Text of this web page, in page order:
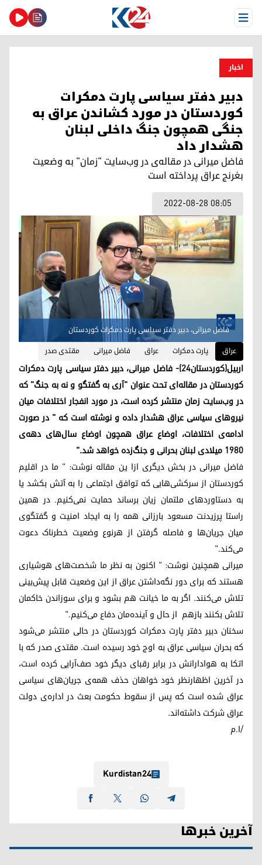
Open Menu
اخبار
دبیر دفتر سیاسی پارت دمکرات
کوردستان در مورد کشاندن عراق به
جنگی همچون جنگ داخلی لبنان
هشدار داد
فاضل میرانی در مقاله‌ی در وب‌سایت "زمان" به وضعیت
بغرنج عراق پرداخته است
2022-08-28 08:05
فاضل میرانی، دبیر دفتر سیاسی پارت دمکرات کوردستان
عراق
پارت دمکرات عراق فاضل میرانی مقتدی‌ صدر
اربیل(کوردستان۲۴)- فاضل میرانی، دبیر دفتر سیاسی پارت دمکرات
کوردستان در مقاله‌ای تحت عنوان "آری به گفتگو و نه به جنگ" که
در وب‌سایت زمان منتشر کرده است، در مورد انفجار اختلافات میان
نیروهای سیاسی عراق هشدار داده و نوشته است که " در صورت
ادامه‌ی اختلافات، اوضاع عراق همچون اوضاع سال‌های دهه‌ی
۱۹۸۰ میلادی لبنان بحرانی و جنگ‌زده خواهد شد."
فاضل میرانی در بخش دیگری ازا ین مقاله نوشت: " ما در اقلیم
کوردستان از سرکشی‌هایی که توافق اجتماعی را به آتش بکشد یا
به دستاوردهای ملتمان زیان برساند حمایت نمی‌کنیم. در همین
راستا پرزیدنت مسعود بارزانی همه را به ایجاد امنیت و گفتگوی
میان جریان‌ها و فاصله گرفتن از هرنوع وضعیت خطرناک دعوت
می‌کند."
میرانی همچنین نوشت: " اکنون به نظر ما شخصت‌های هوشیاری
هستند که برای دور نگه‌داشتن عراق از این وضعیت قابل پیش‌بینی
تلاش می‌کنند. اگر به ما خیانت هم بشود و برای سوزاندن خاکمان
تلاش بکنند بازهم از حال و آینده‌مان دفاع می‌کنیم."
سخنان دبیر دفتر پارت دمکرات کوردستان در حالی منتشر می‌شود
که بحران سیاسی عراق به اوج خود رسیده است. مقتدی صدر که با
اتکا به هوادارانش در برابر رقبای دیگر خود صف‌آرایی کرده است،
در آخرین اظهارنظر خود خواهان حذف همه‌ی جریان‌های سیاسی
عراق شده است که پس از سقوط حکومت بعث در اداره‌ی دولت
عراق شرکت داشته‌اند.
/ا.م
Kurdistan24
آخرین خبرها